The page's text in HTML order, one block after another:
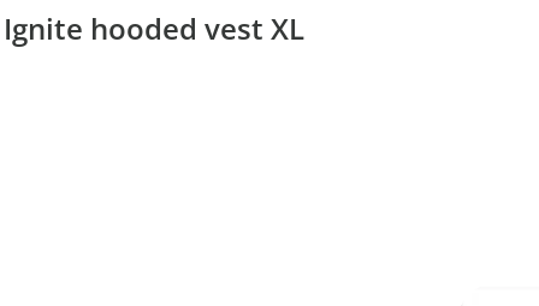
hooded vest XL